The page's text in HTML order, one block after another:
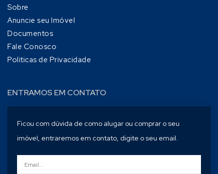
Sobre
Anuncie seu Imóvel
Documentos
Fale Conosco
Politicas de Privacidade
ENTRAMOS EM CONTATO
Ficou com dúvida de como alugar ou comprar o seu
imóvel, entraremos em contato, digite o seu email.